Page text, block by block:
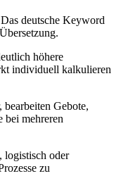
deutsche Keyword
höhere
individuell kalkulieren
Gebote,
mehreren
logistisch oder
zu